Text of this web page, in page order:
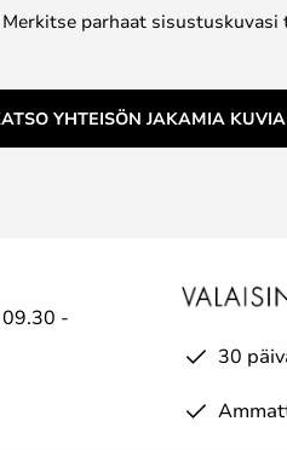
parhaat
YHTEISÖN JAKAMIA KUVIA
-
30